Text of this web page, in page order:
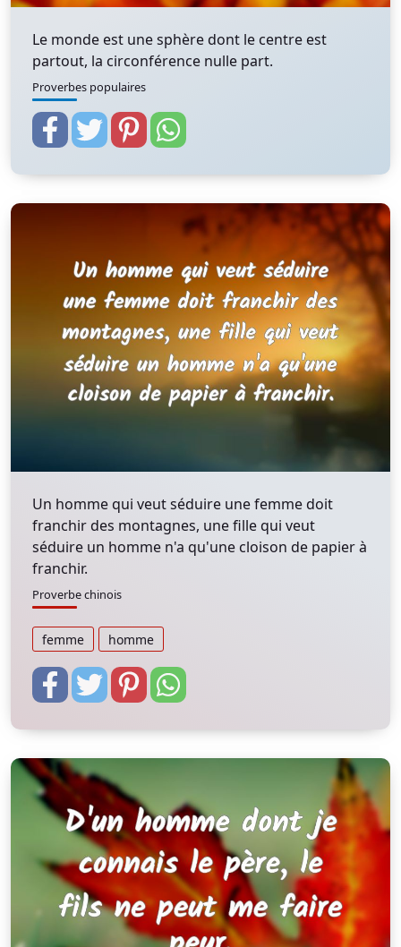
Le monde est une sphère dont le centre est
partout, la circonférence nulle part.
Proverbes populaires
Un homme qui veut séduire une femme doit
franchir des montagnes, une fille qui veut
séduire un homme n'a qu'une cloison de papier à
franchir.
Proverbe chinois
femme homme